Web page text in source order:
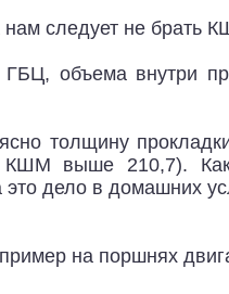
следует не брать
объема внутри
толщину
КШМ выше 210,7).
дело в домашних
на поршнях